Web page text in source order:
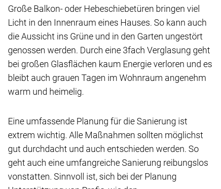
Große Balkon- oder Hebeschiebetüren bringen viel
Licht in den Innenraum eines Hauses. So kann auch
die Aussicht ins Grüne und in den Garten ungestört
genossen werden. Durch eine 3fach Verglasung geht
bei großen Glasflächen kaum Energie verloren und es
bleibt auch grauen Tagen im Wohnraum angenehm
warm und heimelig.
Eine umfassende Planung für die Sanierung ist
extrem wichtig. Alle Maßnahmen sollten möglichst
gut durchdacht und auch entschieden werden. So
geht auch eine umfangreiche Sanierung reibungslos
vonstatten. Sinnvoll ist, sich bei der Planung